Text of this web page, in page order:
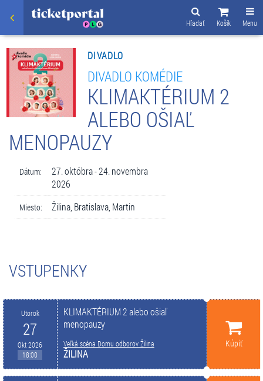
Menu
Košík
Hľadať
DIVADLO
DIVADLO KOMÉDIE
KLIMAKTÉRIUM 2
ALEBO OŠIAĽ
MENOPAUZY
Dátum:
27. októbra - 24. novembra
2026
Miesto: Žilina, Bratislava, Martin
VSTUPENKY
Utorok
27
Okt 2026
18:00
KLIMAKTÉRIUM 2 alebo ošiaľ
menopauzy
Veľká scéna Domu odborov Žilina
ŽILINA
Kúpiť